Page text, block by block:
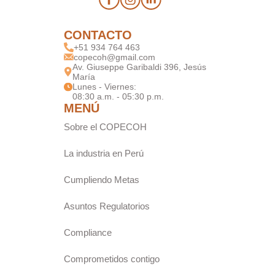
CONTACTO
+51 934 764 463
copecoh@gmail.com
Av. Giuseppe Garibaldi 396, Jesús
María
Lunes - Viernes:
08:30 a.m. - 05:30 p.m.
MENÚ
Sobre el COPECOH
La industria en Perú
Cumpliendo Metas
Asuntos Regulatorios
Compliance
Comprometidos contigo